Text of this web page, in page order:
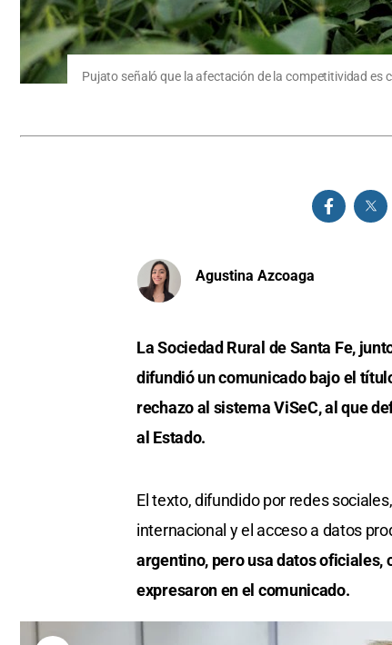
Pujato señaló que la afectación de la competitividad es
Agustina Azcoaga
La Sociedad Rural de Santa Fe,
difundió un comunicado bajo el
rechazo al sistema ViSeC, al que
al Estado.
El texto, difundido por redes
internacional y el acceso a datos
argentino, pero usa datos oficiales,
expresaron en el comunicado.